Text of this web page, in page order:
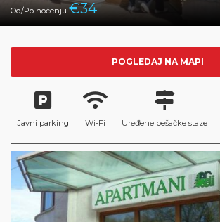
Od/Po noćenju €34
POGLEDAJ NA MAPI
Javni parking Wi-Fi Uređene pešačke staze